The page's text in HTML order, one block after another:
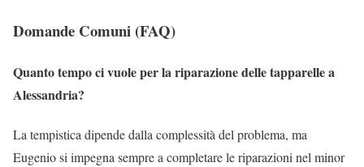
Domande Comuni (FAQ)
Quanto tempo ci vuole per la riparazione delle tapparelle a
Alessandria?
La tempistica dipende dalla complessità del problema, ma
Eugenio si impegna sempre a completare le riparazioni nel minor